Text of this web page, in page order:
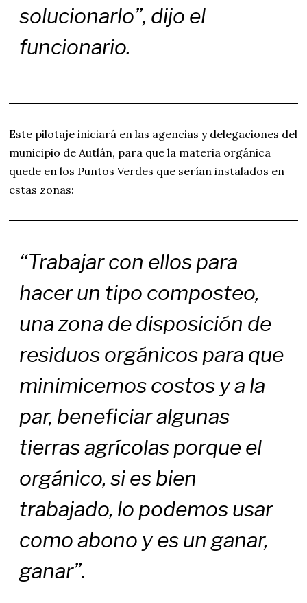
solucionarlo”, dijo el
funcionario.
Este pilotaje iniciará en las agencias y delegaciones del
municipio de Autlán, para que la materia orgánica
quede en los Puntos Verdes que serían instalados en
estas zonas:
“Trabajar con ellos para
hacer un tipo composteo,
una zona de disposición de
residuos orgánicos para que
minimicemos costos y a la
par, beneficiar algunas
tierras agrícolas porque el
orgánico, si es bien
trabajado, lo podemos usar
como abono y es un ganar,
ganar”.